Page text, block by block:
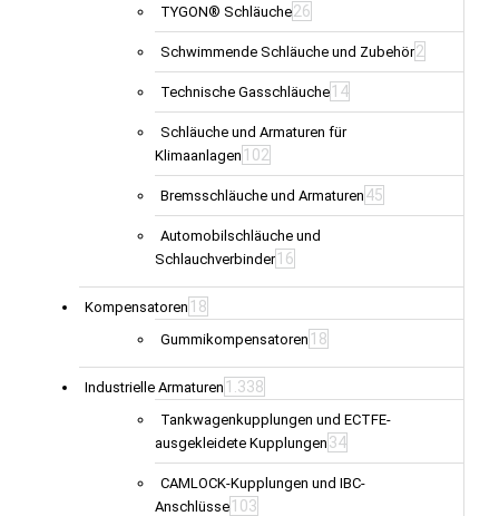
TYGON® Schläuche26
Schwimmende Schläuche und Zubehör2
Technische Gasschläuche 14
Schläuche und Armaturen für
Klimaanlagen 102
Bremsschläuche und Armaturen 45
Automobilschläuche und
Schlauchverbinder 16
Kompensatoren 18
Gummikompensatoren 18
Industrielle Armaturen 1.338
Tankwagenkupplungen und ECTFE-
ausgekleidete Kupplungen 34
CAMLOCK-Kupplungen und IBC-
Anschlüsse 103